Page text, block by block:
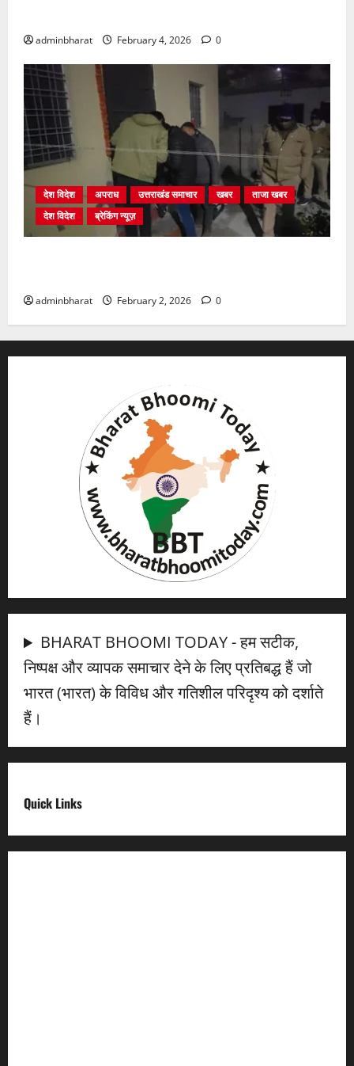
adminbharat February 4, 2026 0
देश विदेश अपराध उत्तराखंड समाचार खबर
ताजा खबर
देश विदेश
ब्रेकिंग न्यूज़
adminbharat February 2, 2026 0
BHARAT BHOOMI TODAY - हम सटीक,
निष्पक्ष और व्यापक समाचार देने के लिए प्रतिबद्ध हैं जो
भारत (भारत) के विविध और गतिशील परिदृश्य को दर्शाते
हैं।
Quick Links